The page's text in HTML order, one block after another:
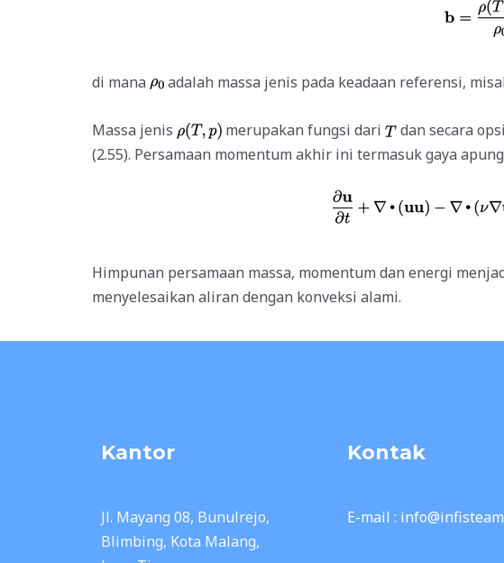
di mana adalah massa jenis pada keadaan referensi,
Massa jenis merupakan fungsi dari dan secara
(2.55). Persamaan momentum akhir ini termasuk gaya
Himpunan persamaan massa, momentum dan energi
menyelesaikan aliran dengan konveksi alami.
Kantor
Jl. Mayang 08, Bunulrejo,
Blimbing, Kota Malang,
Kontak
E-mail :